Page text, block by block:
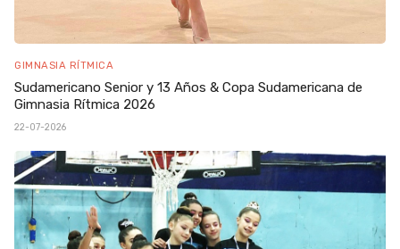
GIMNASIA RÍTMICA
Sudamericano Senior y 13 Años & Copa Sudamericana de
Gimnasia Rítmica 2026
22-07-2026